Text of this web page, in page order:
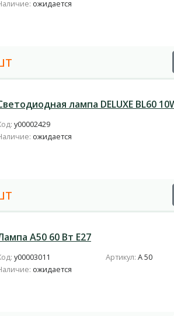
ожидается
лампа DELUXE BL60
у00002429
ожидается
А50 60 Вт Е27
у00003011 Артикул: A 50
ожидается